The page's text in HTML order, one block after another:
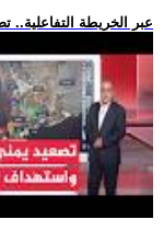
.. عبر الخريطة